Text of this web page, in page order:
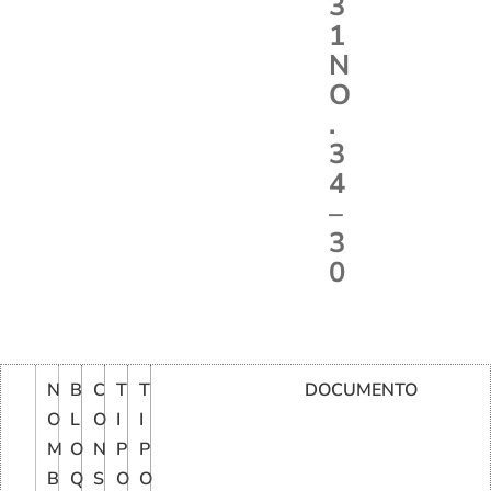
1
N
O
.
3
4
–
3
0
N
O
M
B
B
L
O
Q
C
O
N
S
T
I
P
O
T
I
P
O
DOCUMENTO